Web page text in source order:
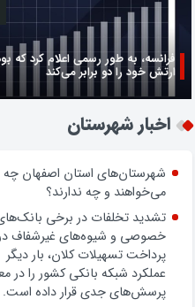
فرانسه، به طور رسمی اعلام کرد که
ارتش خود را دو برابر می‌کند
اخبار شهرستان
شهرستان‌های استان اصفهان چه
می‌خواهند و چه ندارند؟
تشدید تخلفات در برخی
خصوصی و شیوه‌های غیرشفاف
پرداخت تسهیلات کلان، بار دیگر
عملکرد شبکه بانکی کشور را در
پرسش‌های جدی قرار داده است.